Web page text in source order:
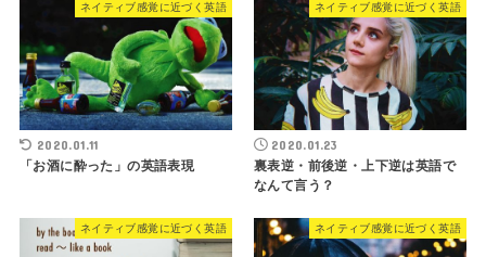
ネイティブ感覚に近づく英語
2020.01.11
「お酒に酔った」の英語表現
ネイティブ感覚に近づく英語
2020.01.23
裏表逆・前後逆・上下逆は英語で
なんて言う？
ネイティブ感覚に近づく英語 ネイティブ感覚に近づく英語